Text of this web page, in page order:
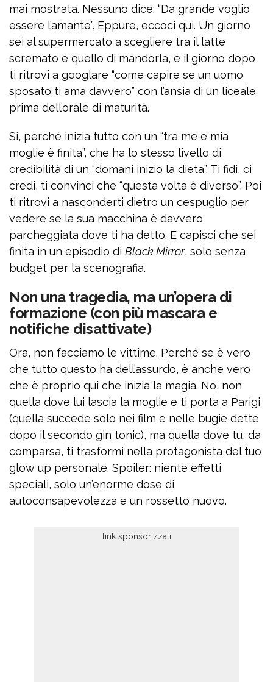
mai mostrata. Nessuno dice: “Da grande voglio
essere l’amante”. Eppure, eccoci qui. Un giorno
sei al supermercato a scegliere tra il latte
scremato e quello di mandorla, e il giorno dopo
ti ritrovi a googlare “come capire se un uomo
sposato ti ama davvero” con l’ansia di un liceale
prima dell’orale di maturità.
Sì, perché inizia tutto con un “tra me e mia
moglie è finita”, che ha lo stesso livello di
credibilità di un “domani inizio la dieta”. Ti fidi, ci
credi, ti convinci che “questa volta è diverso”. Poi
ti ritrovi a nasconderti dietro un cespuglio per
vedere se la sua macchina è davvero
parcheggiata dove ti ha detto. E capisci che sei
finita in un episodio di Black Mirror, solo senza
budget per la scenografia.
Non una tragedia, ma un’opera di
formazione (con più mascara e
notifiche disattivate)
Ora, non facciamo le vittime. Perché se è vero
che tutto questo ha dell’assurdo, è anche vero
che è proprio qui che inizia la magia. No, non
quella dove lui lascia la moglie e ti porta a Parigi
(quella succede solo nei film e nelle bugie dette
dopo il secondo gin tonic), ma quella dove tu, da
comparsa, ti trasformi nella protagonista del tuo
glow up personale. Spoiler: niente effetti
speciali, solo un’enorme dose di
autoconsapevolezza e un rossetto nuovo.